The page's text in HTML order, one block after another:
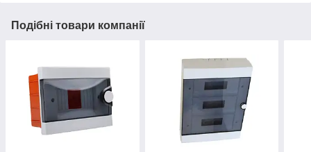
Подібні товари компанії